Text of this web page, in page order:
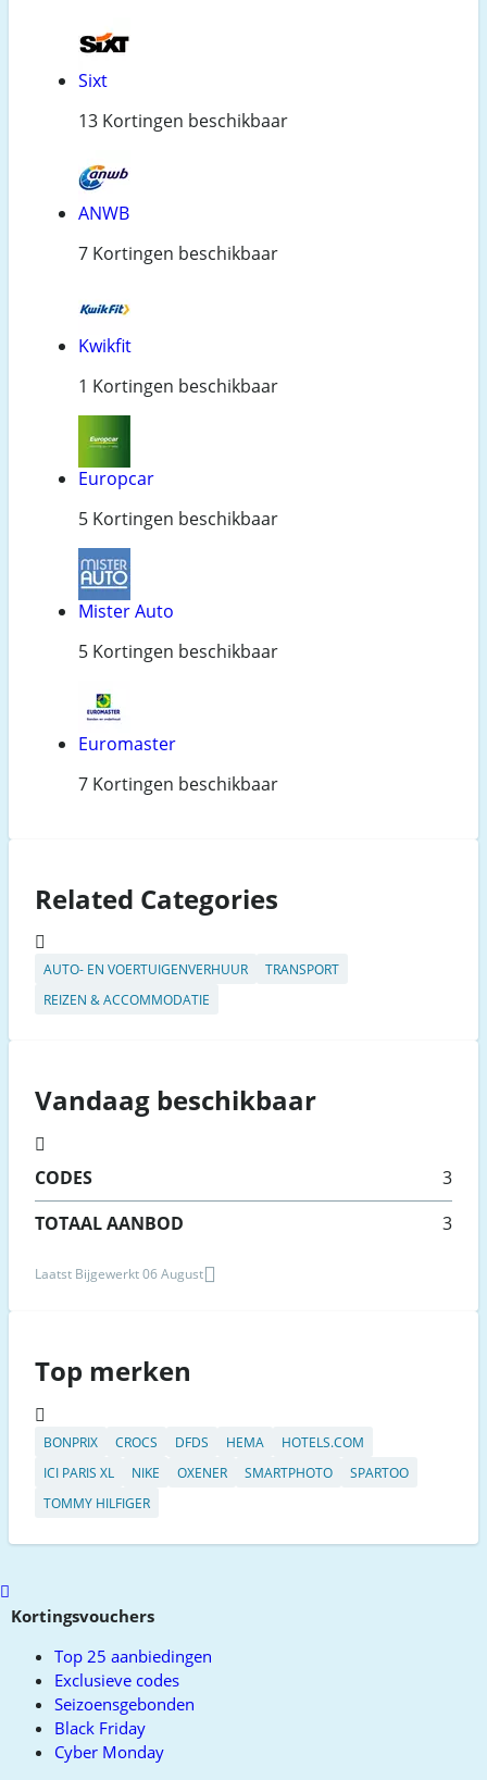
Sixt
13 Kortingen beschikbaar
ANWB
7 Kortingen beschikbaar
Kwikfit
1 Kortingen beschikbaar
Europcar
5 Kortingen beschikbaar
Mister Auto
5 Kortingen beschikbaar
Euromaster
7 Kortingen beschikbaar
Related Categories
AUTO- EN VOERTUIGENVERHUUR
TRANSPORT
REIZEN & ACCOMMODATIE
Vandaag beschikbaar
CODES
3
TOTAAL AANBOD
3
Laatst Bijgewerkt 06 August
Top merken
BONPRIX CROCS DFDS HEMA
HOTELS.COM
ICI PARIS XL
NIKE OXENER SMARTPHOTO
SPARTOO
TOMMY HILFIGER
Scroll
toKortingsvouchers
Top 25 aanbiedingen
Exclusieve codes
Seizoensgebonden
Black Friday
Cyber Monday